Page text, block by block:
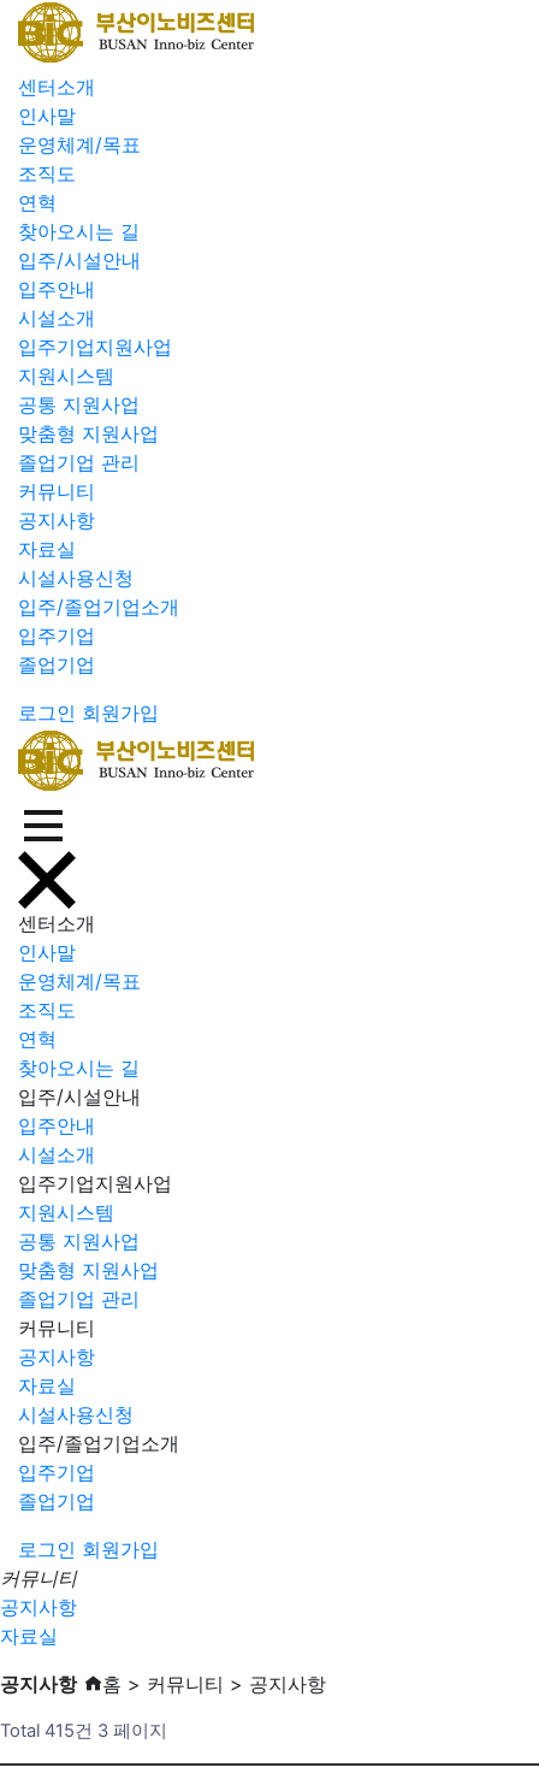
센터소개
인사말
운영체계/목표
조직도
연혁
찾아오시는 길
입주/시설안내
입주안내
시설소개
입주기업지원사업
지원시스템
공통 지원사업
맞춤형 지원사업
졸업기업 관리
커뮤니티
공지사항
자료실
시설사용신청
입주/졸업기업소개
입주기업
졸업기업
로그인 회원가입
센터소개
인사말
운영체계/목표
조직도
연혁
찾아오시는 길
입주/시설안내
입주안내
시설소개
입주기업지원사업
지원시스템
공통 지원사업
맞춤형 지원사업
졸업기업 관리
커뮤니티
공지사항
자료실
시설사용신청
입주/졸업기업소개
입주기업
졸업기업
로그인 회원가입
커뮤니티
공지사항
자료실
공지사항
홈 > 커뮤니티 > 공지사항
Total 415건 3 페이지